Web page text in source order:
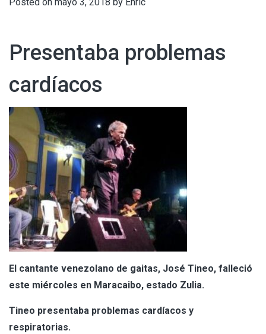
Presentaba problemas
cardíacos
El cantante venezolano de gaitas, José Tineo, falleció
este miércoles en Maracaibo, estado Zulia.
Tineo presentaba problemas cardíacos y
respiratorias.